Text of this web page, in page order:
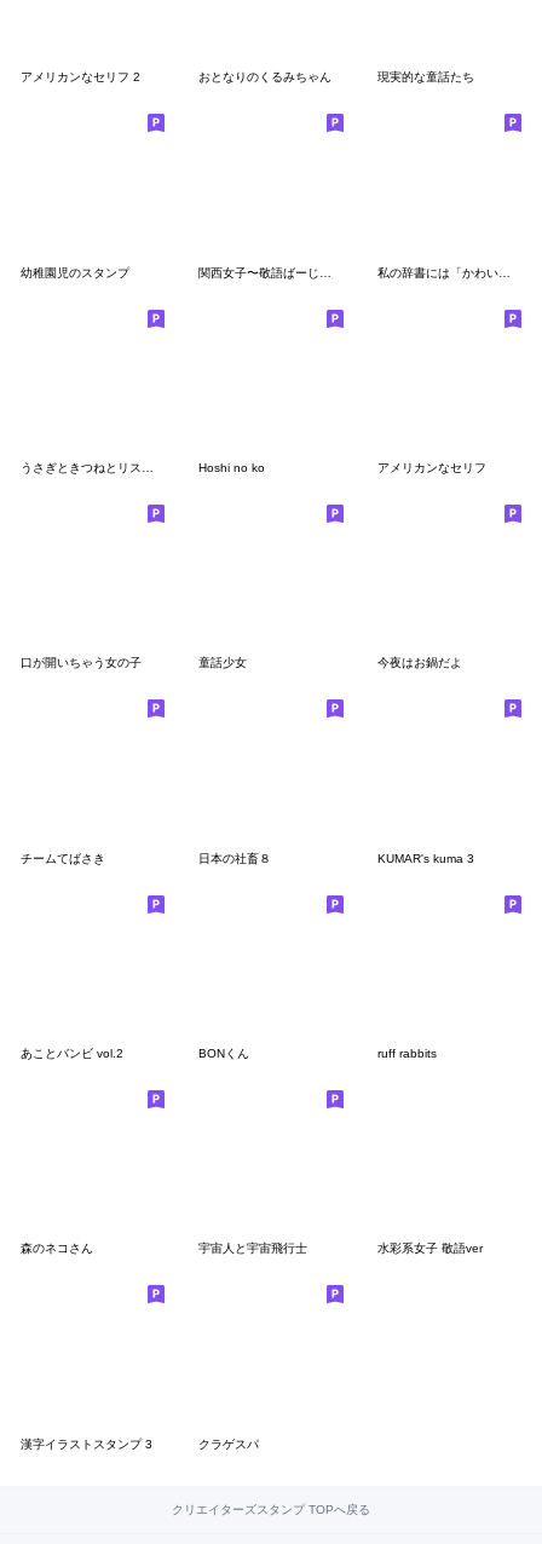
アメリカンなセリフ 2 おとなりのくるみちゃん 現実的な童話たち
幼稚園児のスタンプ 私の辞書には「かわいい」の文字しかない
Hoshi no ko アメリカンなセリフ
口が開いちゃう女の子 童話少女 今夜はお鍋だよ
チームてばさき 日本の社畜８ KUMAR's kuma 3
あことバンビ vol.2 BONくん ruff rabbits
森のネコさん 宇宙人と宇宙飛行士 水彩系女子 敬語ver
漢字イラストスタンプ 3 クラゲスパ
クリエイターズスタンプ TOPへ戻る